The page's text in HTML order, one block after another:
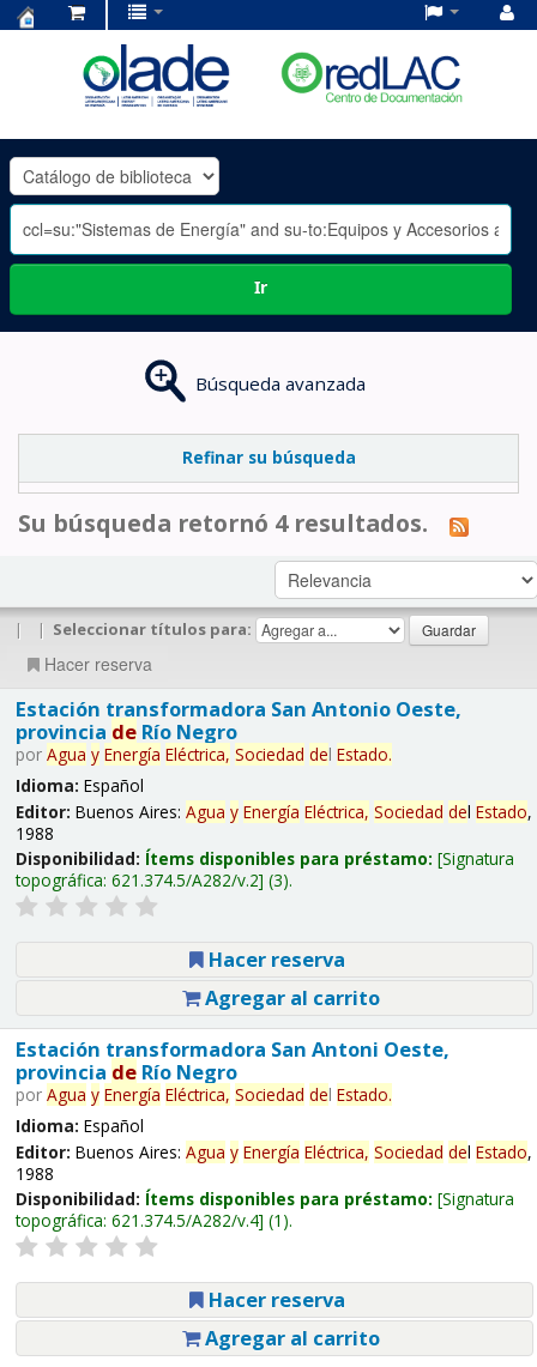
OLADE
-
Ir
Búsqueda avanzada
Refinar su búsqueda
Su búsqueda retornó 4 resultados.
| | Seleccionar títulos para:
Hacer reserva
Estación transformadora San Antonio Oeste,
provincia deRío Negro
por Agua y Energía Eléctrica, Sociedad del Estado.
Idioma: Español
Editor: Buenos Aires: Agua y Energía Eléctrica, Sociedad del Estado,
1988
Disponibilidad: Ítems disponibles para préstamo: Signatura
topográfica: 621.374.5/A282/v.2 (3).
Hacer reserva
Agregar al carrito
Estación transformadora San Antoni Oeste,
provincia deRío Negro
por Agua y Energía Eléctrica, Sociedad del Estado.
Idioma: Español
Editor: Buenos Aires: Agua y Energía Eléctrica, Sociedad del Estado,
1988
Disponibilidad: Ítems disponibles para préstamo: Signatura
topográfica: 621.374.5/A282/v.4 (1).
Hacer reserva
Agregar al carrito